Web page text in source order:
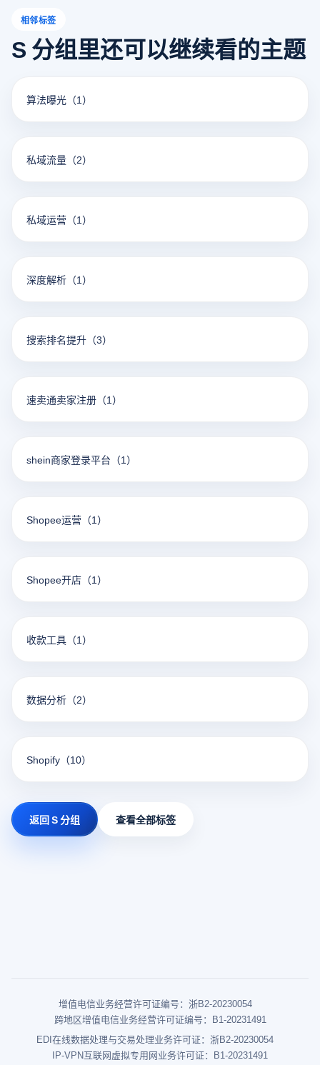
相邻标签
S 分组里还可以继续看的主题
算法曝光 （1）
私域流量 （2）
私域运营 （1）
深度解析 （1）
搜索排名提升 （3）
速卖通卖家注册 （1）
shein商家登录平台 （1）
Shopee运营 （1）
Shopee开店 （1）
收款工具 （1）
数据分析 （2）
Shopify （10）
返回 S 分组 查看全部标签
增值电信业务经营许可证编号：浙B2-20230054
跨地区增值电信业务经营许可证编号：B1-20231491
EDI在线数据处理与交易处理业务许可证：浙B2-20230054
IP-VPN互联网虚拟专用网业务许可证：B1-20231491